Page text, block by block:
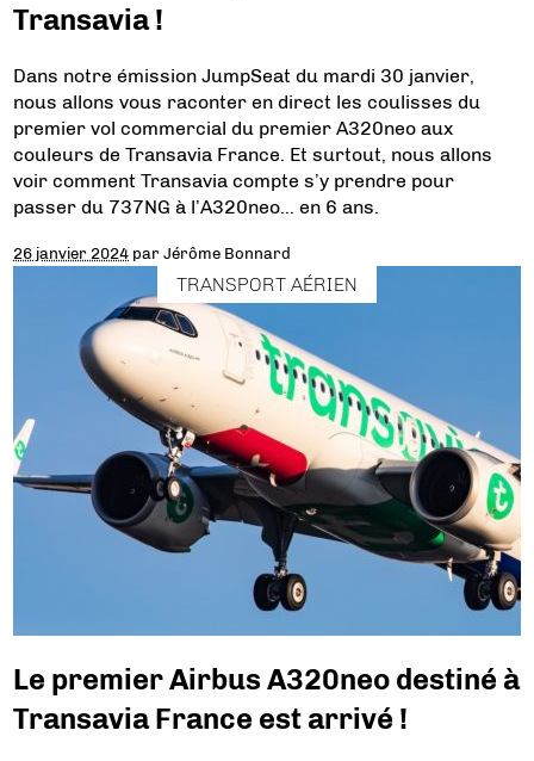
Transavia !
Dans notre émission JumpSeat du mardi 30 janvier,
nous allons vous raconter en direct les coulisses du
premier vol commercial du premier A320neo aux
couleurs de Transavia France. Et surtout, nous allons
voir comment Transavia compte s’y prendre pour
passer du 737NG à l’A320neo… en 6 ans.
26 janvier 2024 parJérôme Bonnard
TRANSPORT AÉRIEN
Le premier Airbus A320neo destiné à
Transavia France est arrivé !